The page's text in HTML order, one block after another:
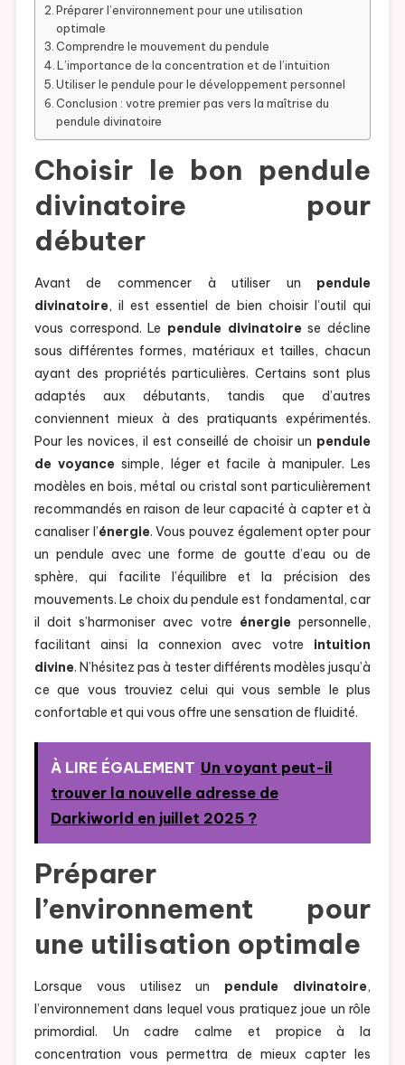
Préparer l’environnement pour une utilisation
optimale
Comprendre le mouvement du pendule
L’importance de la concentration et de l’intuition
Utiliser le pendule pour le développement personnel
Conclusion : votre premier pas vers la maîtrise du
pendule divinatoire
Choisir le bon pendule
divinatoire pour
débuter
Avant de commencer à utiliser un pendule
divinatoire, il est essentiel de bien choisir l’outil qui
vous correspond. Le pendule divinatoirese décline
sous différentes formes, matériaux et tailles, chacun
ayant des propriétés particulières. Certains sont plus
adaptés aux débutants, tandis que d’autres
conviennent mieux à des pratiquants expérimentés.
Pour les novices, il est conseillé de choisir un pendule
de voyance simple, léger et facile à manipuler. Les
modèles en bois, métal ou cristal sont particulièrement
recommandés en raison de leur capacité à capter et à
canaliser l’énergie. Vous pouvez également opter pour
un pendule avec une forme de goutte d’eau ou de
sphère, qui facilite l’équilibre et la précision des
mouvements. Le choix du pendule est fondamental, car
il doit s’harmoniser avec votre énergie personnelle,
facilitant ainsi la connexion avec votre intuition
divine. N’hésitez pas à tester différents modèles jusqu’à
ce que vous trouviez celui qui vous semble le plus
confortable et qui vous offre une sensation de fluidité.
À LIRE ÉGALEMENT Un voyant peut-il
trouver la nouvelle adresse de
Darkiworld en juillet 2025 ?
Préparer
l’environnement pour
une utilisation optimale
Lorsque vous utilisez un pendule divinatoire,
l’environnement dans lequel vous pratiquez joue un rôle
primordial. Un cadre calme et propice à la
concentration vous permettra de mieux capter les